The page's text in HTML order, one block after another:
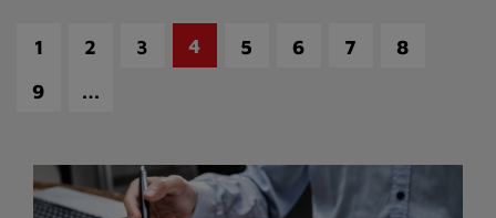
1 2 3 4 5 6 7
8
9
…